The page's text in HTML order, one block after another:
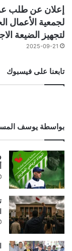
لجمعية الأعمال
لتجهيز الضيعة
2025-09-21
تابعنا على فيسبوك
بواسطة يوسف